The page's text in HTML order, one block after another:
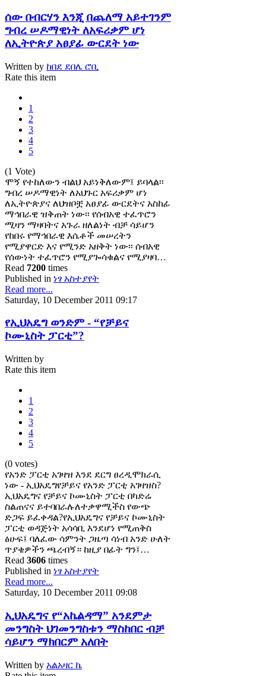
ሰው በብርሃን እንጂ በጨለማ አይተገንም
ግብረ ሠዶማዊነት ለአፍሪቃም ሆነ
ለኢትዮጵያ አፀያፊ ውርደት ነው
Written by ከበደ ደበሌ ሮቢ
Rate this item
1
2
3
4
5
(1 Vote)
ሞኝ የተከለውን ብልህ አይነቅለውም፤ ይባላል፡፡
ግብረ ሠዶማዊነት ለአህጉር አፍሪቃም ሆነ
ለኢትዮጵያና ለህዝቦቿ አፀያፊ ውርደትና አስከፊ
ማኅበራዊ ዝቅጠት ነው፡፡ የሰብአዊ ተፈጥሮን
ሚዛን ማዛባትና አጉራ ዘለልነት ብቻ ሳይሆን
የከበሩ የማኅበራዊ እሴቶች መሠረትን
የሚያዋርድ እና የሚንድ አዘቅት ነው፡፡ ሰብአዊ
የሰውነት ተፈጥሮን የሚያጐሳቁልና የሚያዛባ…
Read 7200 times
Published in ነፃ አስተያየት
Read more...
Saturday, 10 December 2011 09:17
የኢህአዴግ ወንድም - “የቻይና
ኮሙኒስት ፓርቲ”?
Written by
Rate this item
1
2
3
4
5
(0 votes)
የአንድ ፓርቲ አገዛዝ እንደ ደርግ ፀረዲሞክራሲ
ነው - ኢህአዴግየቻይና የአንድ ፓርቲ አገዛዝስ?
ኢህአዴግና የቻይና ኮሙኒስት ፓርቲ በካድሬ
ስልጠናና ይተባበራሉለተቃዋሚችስ የውጭ
ድጋፍ ይፈቀዳል?የኢህአዴግና የቻይና ኮሙኒስት
ፓርቲ ወዳጅነት አሳሳቢ እንደሆነ የሚጠቅስ
ፅሁፍ፤ ባለፈው ሳምንት ጋዜጣ ሳነብ አንድ ሁለት
ጥያቄዎችን ጫረብኝ። ከዚያ በፊት ግን፤…
Read 3606 times
Published in ነፃ አስተያየት
Read more...
Saturday, 10 December 2011 09:08
ኢህአዴግና የ“አኬልዳማ” አንደምታ
መንግስት ህገመንግስቱን ማስከበር ብቻ
ሳይሆን ማክበርም አለበት
Written by አልአዛር ኬ